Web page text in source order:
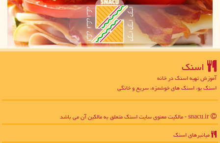
اسنك
آموزش تهیه اسنک در خانه
اسنک یو، اسنک های خوشمزه، سریع و خانگی
میانبرهای اسنك